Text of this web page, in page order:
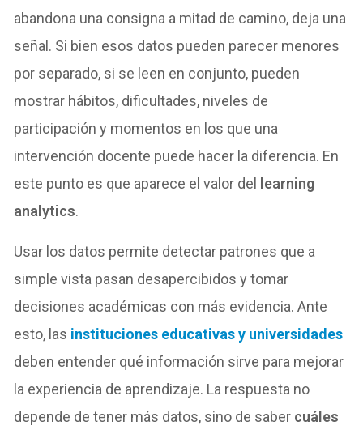
abandona una consigna a mitad de camino, deja una
señal. Si bien esos datos pueden parecer menores
por separado, si se leen en conjunto, pueden
mostrar hábitos, dificultades, niveles de
participación y momentos en los que una
intervención docente puede hacer la diferencia. En
este punto es que aparece el valor del
learning
analytics.
Usar los datos permite detectar patrones que a
simple vista pasan desapercibidos y tomar
decisiones académicas con más evidencia. Ante
esto, las instituciones educativas y universidades
deben entender qué información sirve para mejorar
la experiencia de aprendizaje. La respuesta no
depende de tener más datos, sino de saber cuáles